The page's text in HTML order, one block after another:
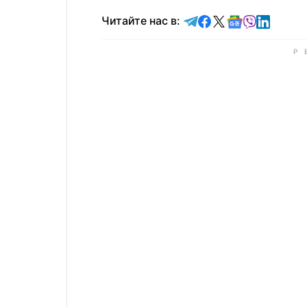
Читайте нас в: Читайте в Telegram
Читайте в
Читайте в X
Читайте в
Читайте